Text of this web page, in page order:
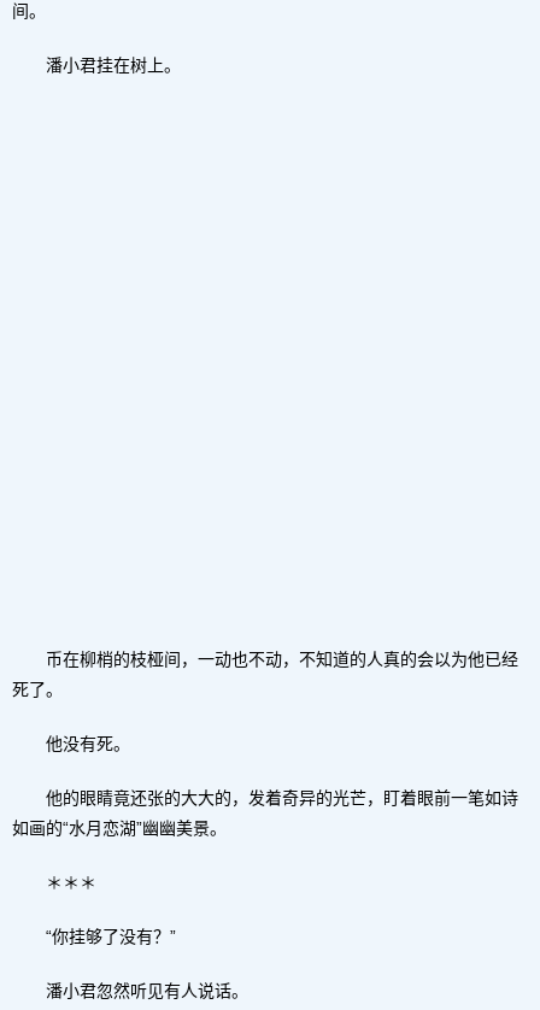
间。
潘小君挂在树上。
币在柳梢的枝桠间，一动也不动，不知道的人真的会以为他已经
死了。
他没有死。
他的眼睛竟还张的大大的，发着奇异的光芒，盯着眼前一笔如诗
如画的“水月恋湖”幽幽美景。
＊＊＊
“你挂够了没有？”
潘小君忽然听见有人说话。